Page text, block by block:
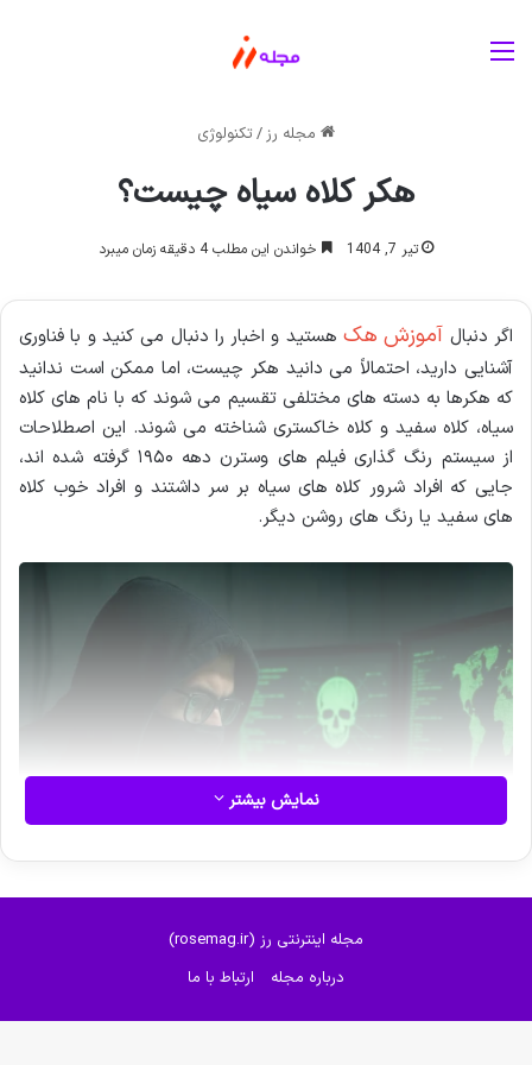
مجله رز/ تکنولوژی
هکر کلاه سیاه چیست؟
تیر 7, 1404 خواندن این مطلب 4 دقیقه زمان میبرد
اگر دنبال آموزش هکهستید و اخبار را دنبال می کنید و با فناوری
آشنایی دارید، احتمالاً می دانید هکر چیست، اما ممکن است ندانید
که هکرها به دسته های مختلفی تقسیم می شوند که با نام های کلاه
سیاه، کلاه سفید و کلاه خاکستری شناخته می شوند. این اصطلاحات
از سیستم رنگ گذاری فیلم های وسترن دهه ۱۹۵۰ گرفته شده اند،
جایی که افراد شرور کلاه های سیاه بر سر داشتند و افراد خوب کلاه
های سفید یا رنگ های روشن دیگر.
نمایش بیشتر
مجله اینترنتی رز (rosemag.ir)
درباره مجله
ارتباط با ما